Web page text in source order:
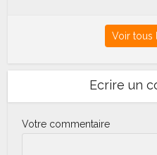
Voir tous
Ecrire un
Votre commentaire